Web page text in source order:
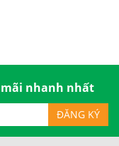
nhanh nhất